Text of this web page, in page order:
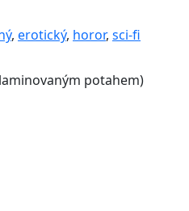
, erotický, horor, sci-fi
potahem)